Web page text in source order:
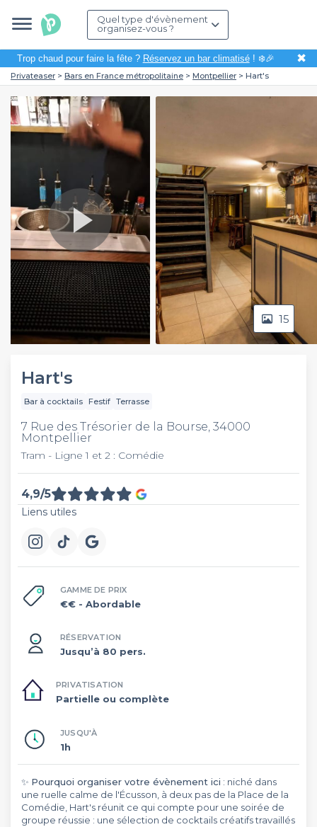
Quel type d'évènement
organisez-vous ?
Trop chaud pour faire la fête ? Réservez un bar climatisé! ❄️🎉 ✖
Privateaser Bars en France métropolitaine Montpellier Hart's
Play
Video
15
Hart's
Bar à cocktails Festif Terrasse
7 Rue des Trésorier de la Bourse, 34000
Montpellier
Tram - Ligne 1 et 2 : Comédie
4,9/5
Liens utiles
GAMME DE PRIX
€€ - Abordable
RÉSERVATION
Jusqu’à 80 pers.
PRIVATISATION
Partielle ou complète
JUSQU'À
1h
✨ Pourquoi organiser votre évènement ici : niché dans
une ruelle calme de l'Écusson, à deux pas de la Place de la
Comédie, Hart's réunit ce qui compte pour une soirée de
groupe réussie : une sélection de cocktails créatifs travaillés